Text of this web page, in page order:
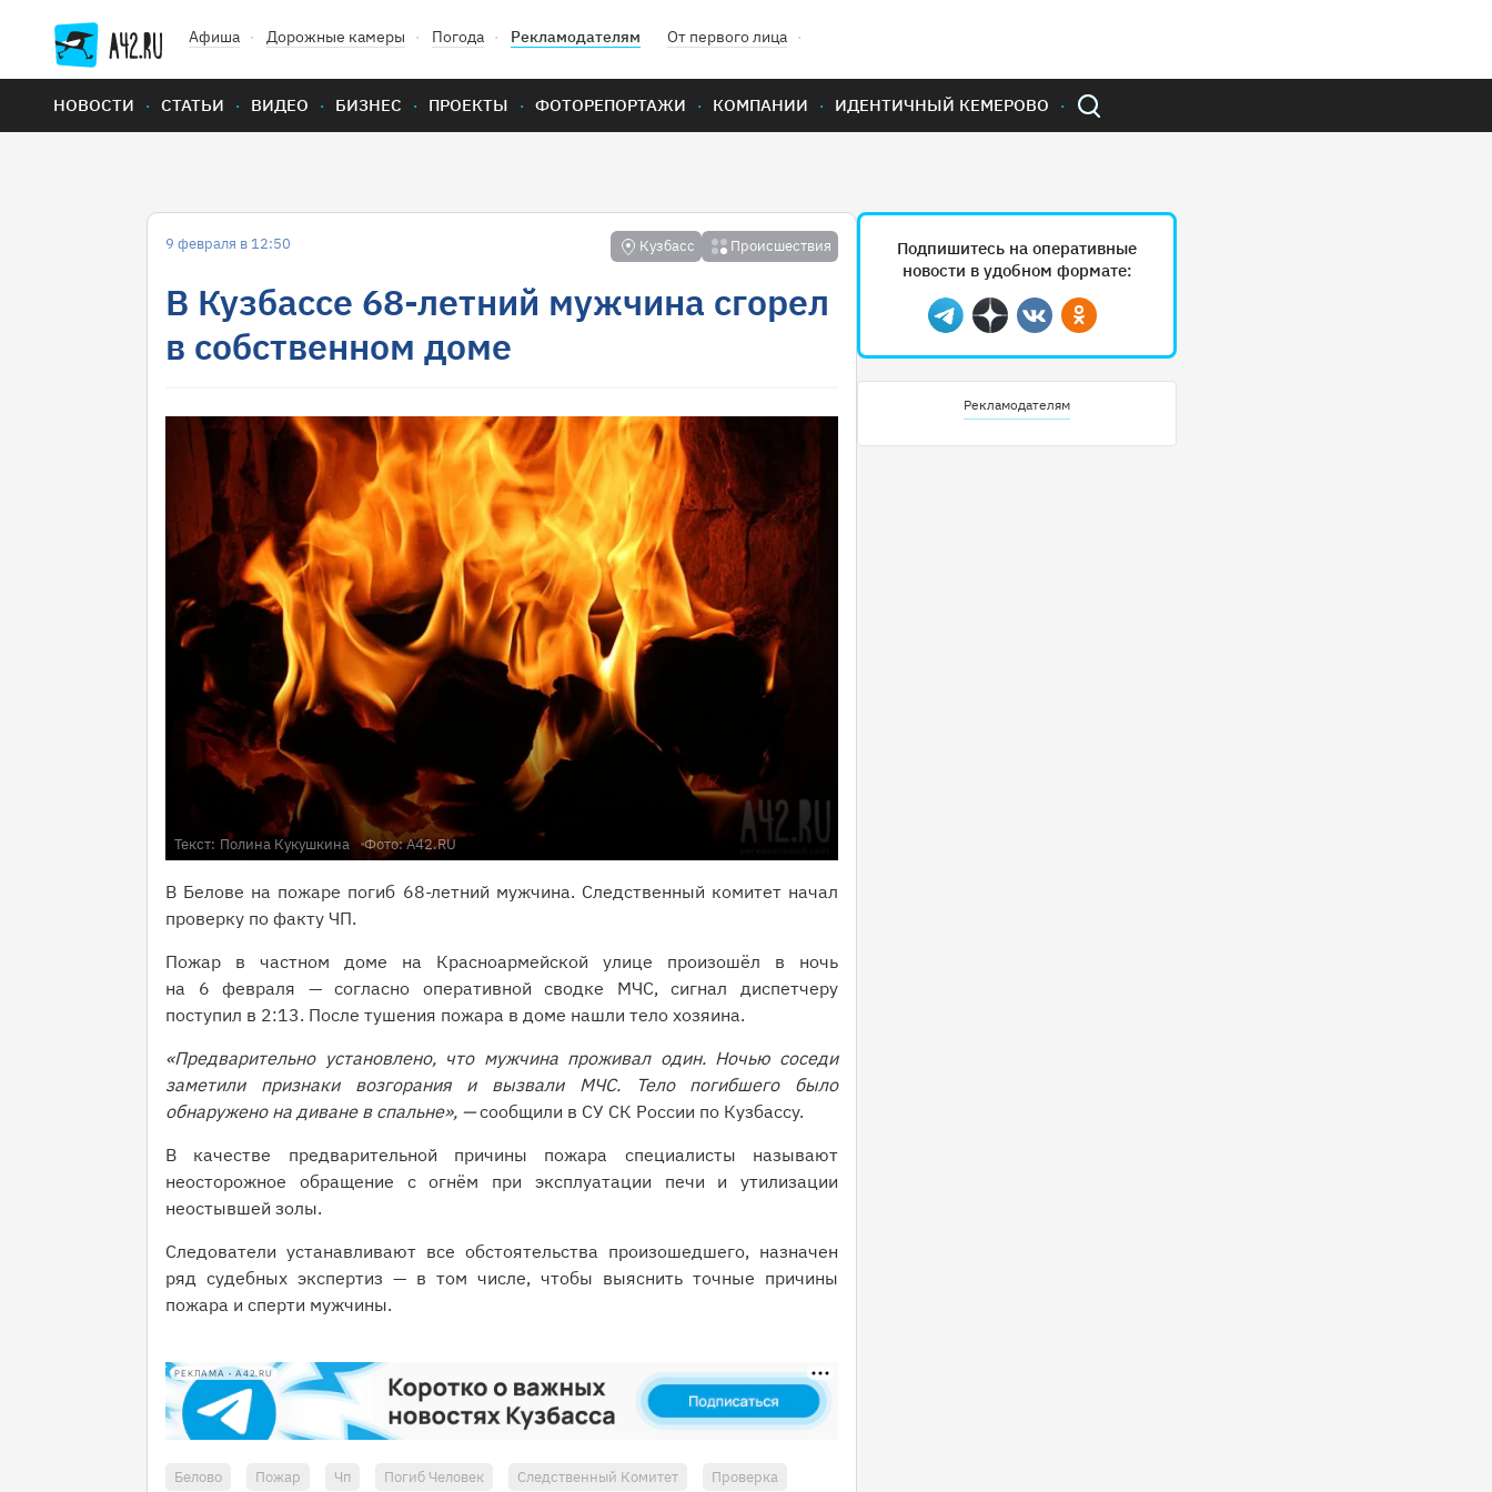
Афиша Дорожные камеры Погода Рекламодателям От первого лица
НОВОСТИ СТАТЬИ ВИДЕО БИЗНЕС ПРОЕКТЫ ФОТОРЕПОРТАЖИ КОМПАНИИ ИДЕНТИЧНЫЙ КЕМЕРОВО
9 февраля в 12:50 Кузбасс Происшествия
В Кузбассе 68-летний мужчина сгорел
в собственном доме
Текст: Полина Кукушкина Фото: A42.RU
В Белове на пожаре погиб 68-летний мужчина. Следственный комитет начал
проверку по факту ЧП.
Пожар в частном доме на Красноармейской улице произошёл в ночь
на 6 февраля — согласно оперативной сводке МЧС, сигнал диспетчеру
поступил в 2:13. После тушения пожара в доме нашли тело хозяина.
«Предварительно установлено, что мужчина проживал один. Ночью соседи
заметили признаки возгорания и вызвали МЧС. Тело погибшего было
обнаружено на диване в спальне», —сообщили в СУ СК России по Кузбассу.
В качестве предварительной причины пожара специалисты называют
неосторожное обращение с огнём при эксплуатации печи и утилизации
неостывшей золы.
Следователи устанавливают все обстоятельства произошедшего, назначен
ряд судебных экспертиз — в том числе, чтобы выяснить точные причины
пожара и сперти мужчины.
РЕКЛАМА • A42.RU
Белово Пожар Чп Погиб Человек Следственный Комитет Проверка
Подпишитесь на оперативные
новости в удобном формате:
Telegram
ДзенВконтактеОдноклассники
Рекламодателям